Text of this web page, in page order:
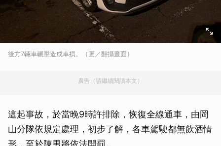
後方7輛車輾壓造成車損。（圖／翻攝畫面）
廣告（請繼續閱讀本文）
這起事故，於當晚9時許排除，恢復全線通車，由岡
山分隊依規定處理，初步了解，各車駕駛都無飲酒情
形，至於陳男將依法開罰。